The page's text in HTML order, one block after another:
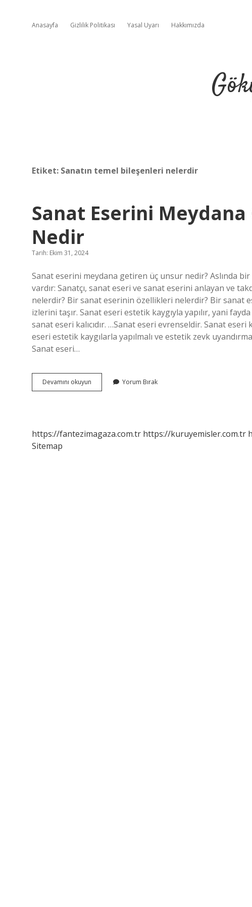
Anasayfa Gizlilik Politikası Yasal Uyarı Hakkımızda
Etiket: Sanatın temel bileşenleri nelerdir
Sanat Eserini
Nedir
Tarih: Ekim 31, 2024
Sanat eserini meydana getiren üç unsur nedir? Aslında
vardır: Sanatçı, sanat eseri ve sanat eserini anlayan ve
nelerdir? Bir sanat eserinin özellikleri nelerdir? Bir sanat
izlerini taşır. Sanat eseri estetik kaygıyla yapılır, yani
sanat eseri kalıcıdır. …Sanat eseri evrenseldir. Sanat
eseri estetik kaygılarla yapılmalı ve estetik zevk
Sanat eseri…
Devamını okuyun
Eserini
Nedir
Yorum Bırak
https://fantezimagaza.com.tr https://kuruyemisler.com.tr
Sitemap